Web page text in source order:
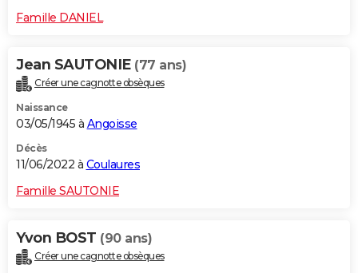
Famille DANIEL
Jean SAUTONIE (77 ans)
Créer une cagnotte obsèques
Naissance
03/05/1945 à Angoisse
Décès
11/06/2022 à Coulaures
Famille SAUTONIE
Yvon BOST (90 ans)
Créer une cagnotte obsèques